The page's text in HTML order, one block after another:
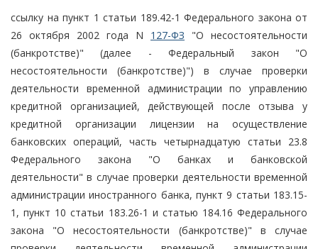
ссылку на пункт 1 статьи 189.42-1 Федерального закона от
26 октября 2002 года N 127-ФЗ "О несостоятельности
(банкротстве)" (далее - Федеральный закон "О
несостоятельности (банкротстве)") в случае проверки
деятельности временной администрации по управлению
кредитной организацией, действующей после отзыва у
кредитной организации лицензии на осуществление
банковских операций, часть четырнадцатую статьи 23.8
Федерального закона "О банках и банковской
деятельности" в случае проверки деятельности временной
администрации иностранного банка, пункт 9 статьи 183.15-
1, пункт 10 статьи 183.26-1 и статью 184.16 Федерального
закона "О несостоятельности (банкротстве)" в случае